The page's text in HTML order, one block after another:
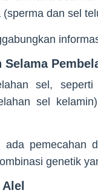
(sperma dan sel
sel,
sel
ada pemecahan
genetik